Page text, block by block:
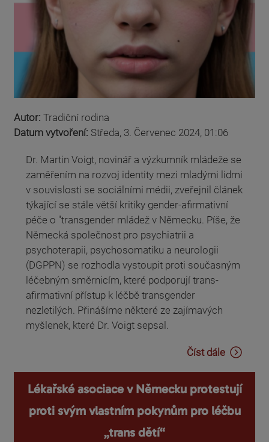
Autor: Tradiční rodina
Datum vytvoření: Středa, 3. Červenec 2024, 01:06
Dr. Martin Voigt, novinář a výzkumník mládeže se
zaměřením na rozvoj identity mezi mladými lidmi
v souvislosti se sociálními médii, zveřejnil článek
týkající se stále větší kritiky gender-afirmativní
péče o "transgender mládež v Německu. Píše, že
Německá společnost pro psychiatrii a
psychoterapii, psychosomatiku a neurologii
(DGPPN) se rozhodla vystoupit proti současným
léčebným směrnicím, které podporují trans-
afirmativní přístup k léčbě transgender
nezletilých. Přinášíme některé ze zajímavých
myšlenek, které Dr. Voigt sepsal.
Číst dále
Lékařské asociace v Německu protestují
proti svým vlastním pokynům pro léčbu
„trans dětí“